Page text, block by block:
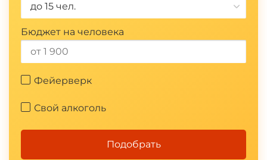
до 15 чел.
Бюджет на человека
Фейерверк
Свой алкоголь
Подобрать